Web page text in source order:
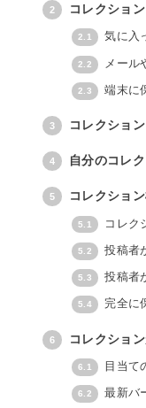
2 コレクショ
2.1 気に入
2.2 メール
2.3 端末に
3 コレクショ
4 自分のコレ
5 コレクショ
5.1 コレク
5.2 投稿者
5.3 投稿者
5.4 完全に
6 コレクショ
6.1 目当て
6.2 最新バ